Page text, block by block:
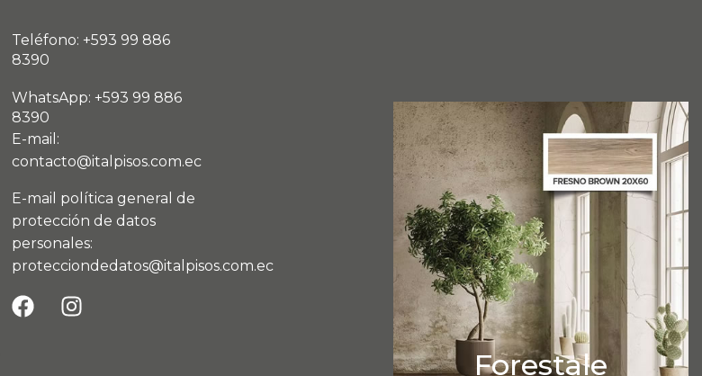
Teléfono: +593 99 886
8390
WhatsApp: +593 99 886
8390
E-mail:
contacto@italpisos.com.ec
E-mail política general de
protección de datos
personales:
protecciondedatos@italpisos.com.ec
Forestale